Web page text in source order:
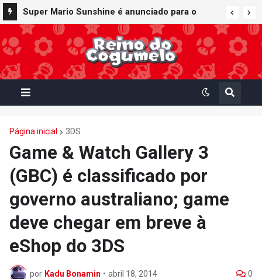
Super Mario Sunshine é anunciado para o
Nintendo GameCube - Nintendo Classics do
Nintendo Switch Online
Página inicial 3DS
Game & Watch Gallery 3
(GBC) é classificado por
governo australiano; game
deve chegar em breve à
eShop do 3DS
por Kadu Bonamin • abril 18, 2014 0